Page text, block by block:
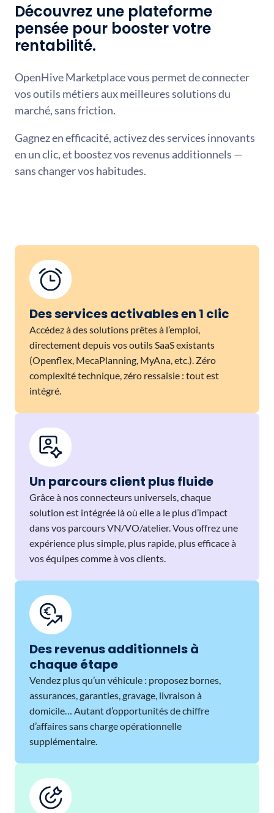
Découvrez une plateforme
pensée pour booster votre
rentabilité.
OpenHive Marketplace vous permet de connecter
vos outils métiers aux meilleures solutions du
marché, sans friction.
Gagnez en efficacité, activez des services innovants
en un clic, et boostez vos revenus additionnels —
sans changer vos habitudes.
Des services activables en 1 clic
Accédez à des solutions prêtes à l’emploi,
directement depuis vos outils SaaS existants
(Openflex, MecaPlanning, MyAna, etc.). Zéro
complexité technique, zéro ressaisie : tout est
intégré.
Un parcours client plus fluide
Grâce à nos connecteurs universels, chaque
solution est intégrée là où elle a le plus d’impact
dans vos parcours VN/VO/atelier. Vous offrez une
expérience plus simple, plus rapide, plus efficace à
vos équipes comme à vos clients.
Des revenus additionnels à
chaque étape
Vendez plus qu’un véhicule : proposez bornes,
assurances, garanties, gravage, livraison à
domicile… Autant d’opportunités de chiffre
d’affaires sans charge opérationnelle
supplémentaire.